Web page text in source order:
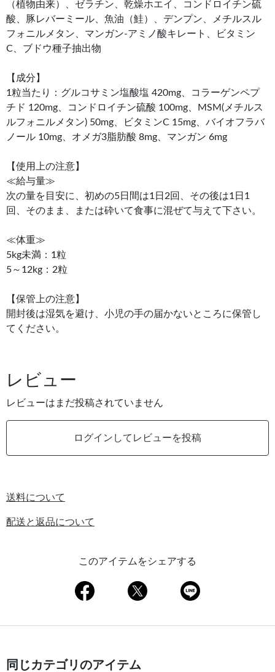
（植物由来）、ゼラチン、乾燥ホエイ、コンドロイチン硫
酸、豚レバーミール、魚油（鮭）、デンプン、メチルスル
フォニルメタン、マンガン-アミノ酸キレート、ビタミン
C、ブドウ種子抽出物
【成分】
1粒当たり：グルコサミン塩酸塩 420mg、コラーゲンペプ
チド 120mg、コンドロイチン硫酸 100mg、MSM(メチルス
ルフォニルメタン) 50mg、ビタミンC 15mg、バイオフラバ
ノール 10mg、オメガ3脂肪酸 8mg、マンガン 6mg
【使用上の注意】
≪給与量≫
次の量を目安に、初めの5日間は1日2回、その後は1日1
回、そのまま、または砕いて食事に混ぜて与えて下さい。
≪体重≫
5kg未満：1粒
5～12kg：2粒
【保管上の注意】
開封後は湿気を避け、小児の手の届かないところに保管し
てください。
レビュー
レビューはまだ投稿されていません
ログインしてレビューを投稿
送料について
配送と返品について
このアイテムをシェアする
同じカテゴリのアイテム